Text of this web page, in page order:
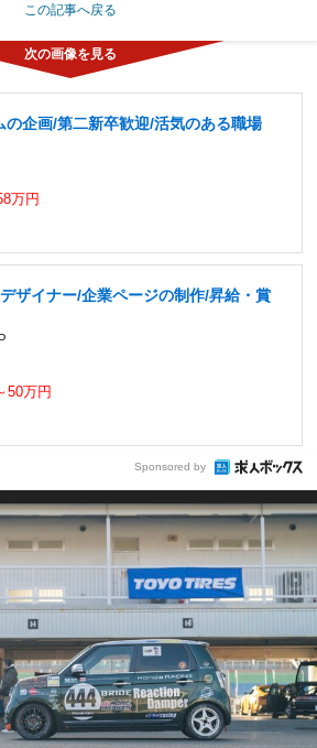
この記事へ戻る
の企画/第二新卒歓迎/活気のある職場
万円
ザイナー/企業ページの制作/昇給・賞
50万円
Sponsored by